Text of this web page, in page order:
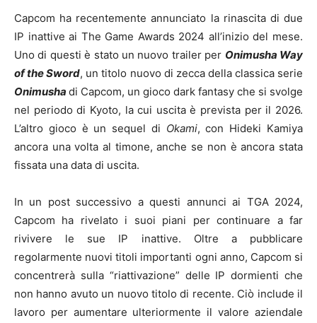
Capcom ha recentemente annunciato la rinascita di due
IP inattive ai The Game Awards 2024 all’inizio del mese.
Uno di questi è stato un nuovo trailer per Onimusha Way
of the Sword, un titolo nuovo di zecca della classica serie
Onimusha di Capcom, un gioco dark fantasy che si svolge
nel periodo di Kyoto, la cui uscita è prevista per il 2026.
L’altro gioco è un sequel di Okami, con Hideki Kamiya
ancora una volta al timone, anche se non è ancora stata
fissata una data di uscita.
In un post successivo a questi annunci ai TGA 2024,
Capcom ha rivelato i suoi piani per continuare a far
rivivere le sue IP inattive. Oltre a pubblicare
regolarmente nuovi titoli importanti ogni anno, Capcom si
concentrerà sulla “riattivazione” delle IP dormienti che
non hanno avuto un nuovo titolo di recente. Ciò include il
lavoro per aumentare ulteriormente il valore aziendale